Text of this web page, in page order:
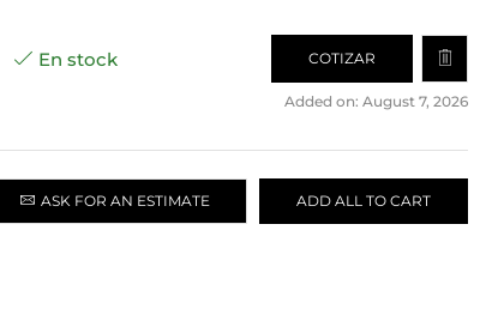
En stock COTIZAR
Added on: August 7, 2026
ASK FOR AN ESTIMATE ADD ALL TO CART